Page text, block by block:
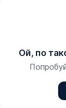
Ой, по